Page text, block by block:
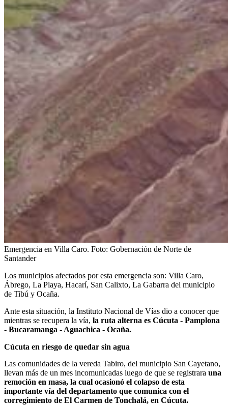
Emergencia en Villa Caro. Foto: Gobernación de Norte de
Santander
Los municipios afectados por esta emergencia son: Villa Caro,
Ábrego, La Playa, Hacarí, San Calixto, La Gabarra del municipio
de Tibú y Ocaña.
Ante esta situación, la Instituto Nacional de Vías dio a conocer que
mientras se recupera la vía, la ruta alterna es Cúcuta - Pamplona
- Bucaramanga - Aguachica - Ocaña.
Cúcuta en riesgo de quedar sin agua
Las comunidades de la vereda Tabiro, del municipio San Cayetano,
llevan más de un mes incomunicadas luego de que se registrara una
remoción en masa, la cual ocasionó el colapso de esta
importante vía del departamento que comunica con el
corregimiento de El Carmen de Tonchalá, en Cúcuta.